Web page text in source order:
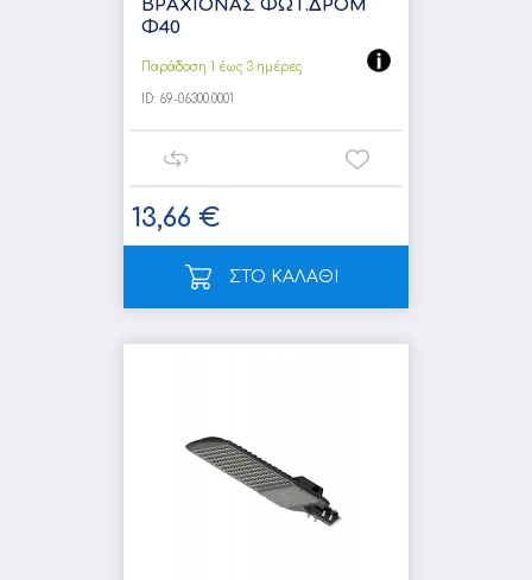
ΒΡΑΧΙΟΝΑΣ ΦΩΤ.ΔΡΟΜ
Φ40
Παράδοση 1 έως 3 ημέρες
ID: 69-06300.0001
13,66 €
ΣΤΟ ΚΑΛΑΘΙ